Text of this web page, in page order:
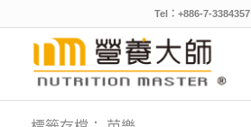
Tel：+886-7-3384357